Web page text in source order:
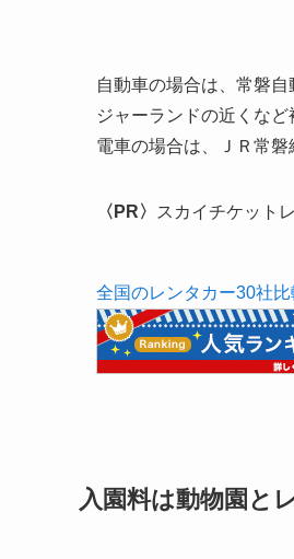
自動車の場合は、常磐
ジャーランドの近くなど
電車の場合は、ＪＲ常磐
〈PR〉 スカイチケット
全国のレンタカー30社
入園料は動物園と